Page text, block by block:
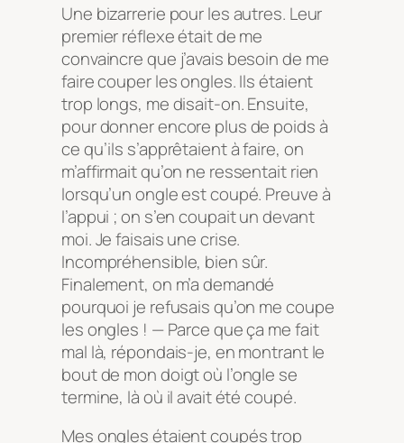
Une bizarrerie pour les autres. Leur
premier réflexe était de me
convaincre que j’avais besoin de me
faire couper les ongles. Ils étaient
trop longs, me disait-on. Ensuite,
pour donner encore plus de poids à
ce qu’ils s’apprêtaient à faire, on
m’affirmait qu’on ne ressentait rien
lorsqu’un ongle est coupé. Preuve à
l’appui ; on s’en coupait un devant
moi. Je faisais une crise.
Incompréhensible, bien sûr.
Finalement, on m’a demandé
pourquoi je refusais qu’on me coupe
les ongles ! — Parce que ça me fait
mal là, répondais-je, en montrant le
bout de mon doigt où l’ongle se
termine, là où il avait été coupé.
Mes ongles étaient coupés trop